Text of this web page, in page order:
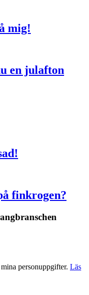
mig!
en julafton
finkrogen?
personuppgifter. Läs